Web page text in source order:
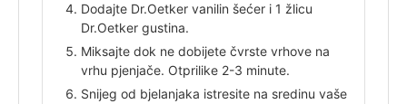
Dodajte Dr.Oetker vanilin šećer i 1 žlicu
Dr.Oetker gustina.
Miksajte dok ne dobijete čvrste vrhove na
vrhu pjenjače. Otprilike 2-3 minute.
Snijeg od bjelanjaka istresite na sredinu vaše